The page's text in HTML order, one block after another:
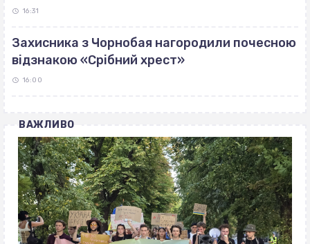
16:31
Захисника з Чорнобая нагородили почесною
відзнакою «Срібний хрест»
16:00
ВАЖЛИВО